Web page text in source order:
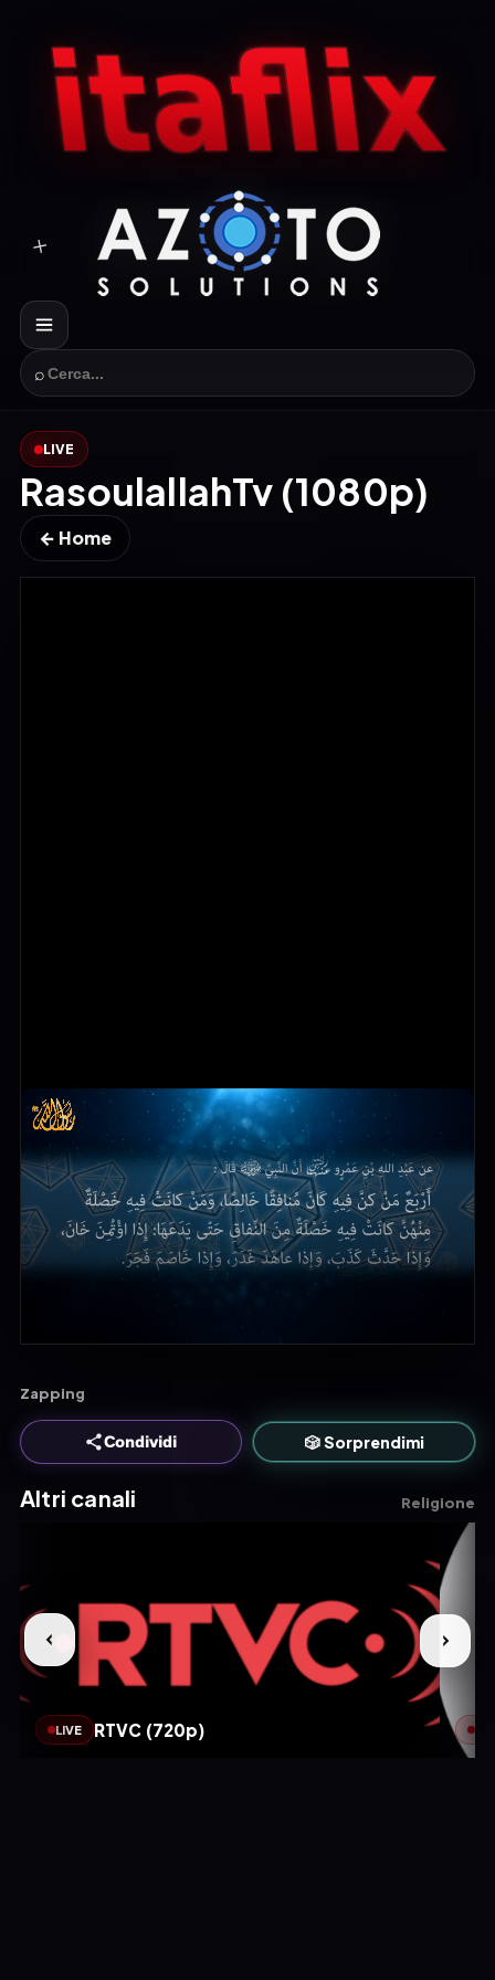
⌕
LIVE
RasoulallahTv (1080p)
← Home
Zapping
Condividi 🎲 Sorprendimi
Altri canali Religione
LIVE RTVC (720p)